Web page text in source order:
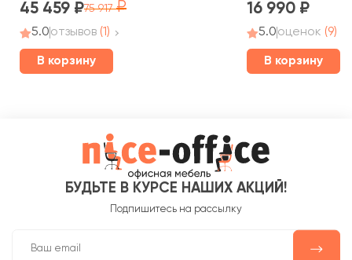
45 459 75 917
5.0отзывов (1)
В корзину
16 990
5.0оценок (9)
В корзину
БУДЬТЕ В КУРСЕ НАШИХ АКЦИЙ!
Подпишитесь на рассылку